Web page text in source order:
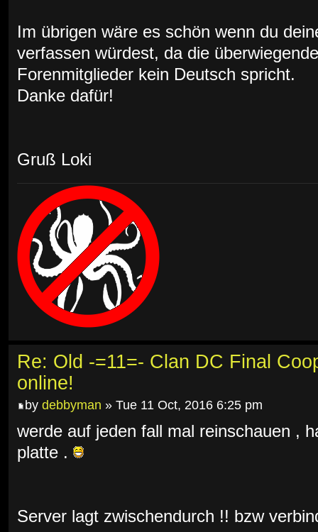
Im übrigen wäre es schön wenn du
verfassen würdest, da die
Forenmitglieder kein Deutsch spricht.
Danke dafür!
Gruß Loki
Re: Old -=11=- Clan DC Final
online!
by debbyman » Tue 11 Oct, 2016 6:25 pm
werde auf jeden fall mal reinschauen ,
platte .
Server lagt zwischendurch !! bzw